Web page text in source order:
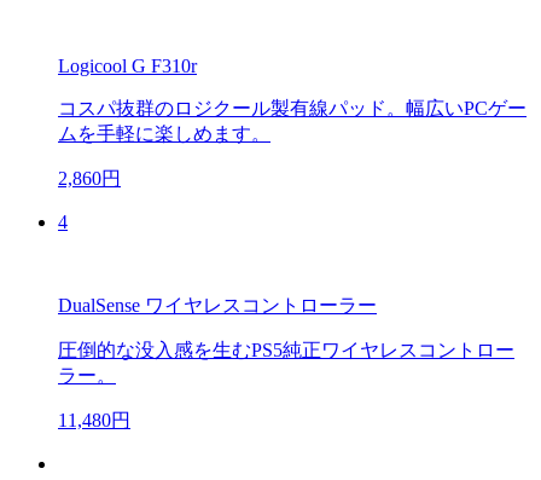
Logicool G F310r
コスパ抜群のロジクール製有線パッド。幅広いPCゲー
ムを手軽に楽しめます。
2,860円
4
DualSense ワイヤレスコントローラー
圧倒的な没入感を生むPS5純正ワイヤレスコントロー
ラー。
11,480円